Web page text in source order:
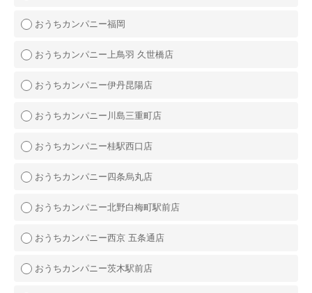
おうちカンパニー福岡
おうちカンパニー上鳥羽 久世橋店
おうちカンパニー伊丹昆陽店
おうちカンパニー川島三重町店
おうちカンパニー桂駅西口店
おうちカンパニー四条烏丸店
おうちカンパニー北野白梅町駅前店
おうちカンパニー西京 五条通店
おうちカンパニー茨木駅前店